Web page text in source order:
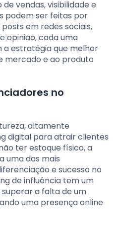
vendas, visibilidade e
podem ser feitas por
em redes sociais,
opinião, cada uma
a estratégia que melhor
mercado e ao produto
no
altamente
digital para atrair clientes
ter estoque físico, a
uma das mais
e sucesso no
de influência tem um
a falta de um
uma presença online